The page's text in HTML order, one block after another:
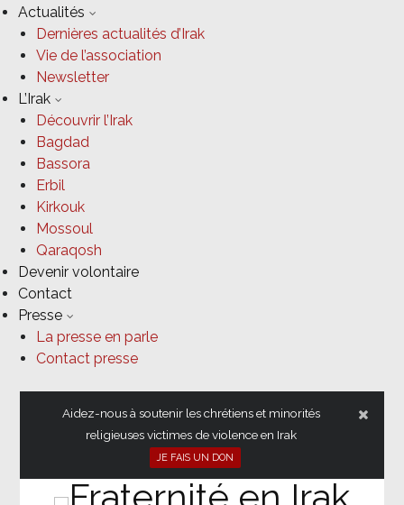
Actualités
Dernières actualités d’Irak
Vie de l’association
Newsletter
L’Irak
Découvrir l’Irak
Bagdad
Bassora
Erbil
Kirkouk
Mossoul
Qaraqosh
Devenir volontaire
Contact
Presse
La presse en parle
Contact presse
Aidez-nous à soutenir les chrétiens et minorités
religieuses victimes de violence en Irak
JE FAIS UN DON